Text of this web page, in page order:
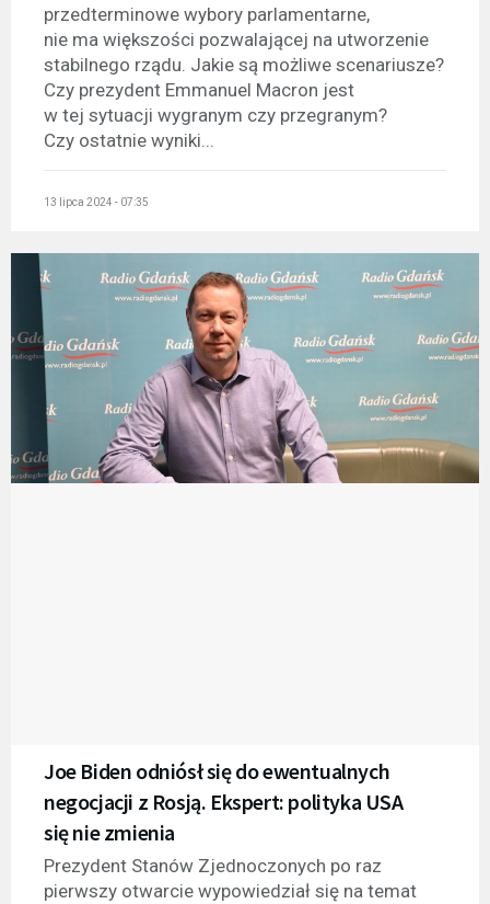
przedterminowe wybory parlamentarne,
nie ma większości pozwalającej na utworzenie
stabilnego rządu. Jakie są możliwe scenariusze?
Czy prezydent Emmanuel Macron jest
w tej sytuacji wygranym czy przegranym?
Czy ostatnie wyniki...
13 lipca 2024 - 07:35
Joe Biden odniósł się do ewentualnych
negocjacji z Rosją. Ekspert: polityka USA
się nie zmienia
Prezydent Stanów Zjednoczonych po raz
pierwszy otwarcie wypowiedział się na temat